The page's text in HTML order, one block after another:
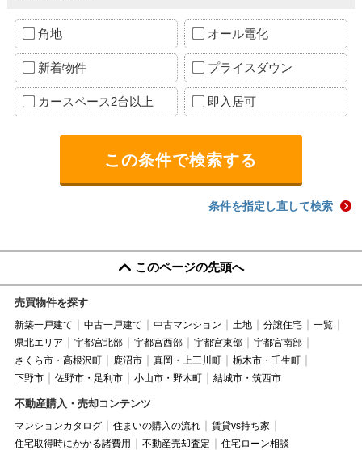
角地 オール電化
新着物件 プライスダウン
カースペース2台以上 即入居可
条件を指定し直して検索
このページの先頭へ
売買物件を探す
新築一戸建て 中古一戸建て 中古マンション 土地 分譲住宅
一覧
県北エリア
宇都宮北部 宇都宮西部 宇都宮東部
宇都宮南部
さくら市・高根沢町
鹿沼市 真岡・上三川町
栃木市・壬生町
下野市
佐野市・足利市 小山市・野木町 結城市・筑西市
不動産購入・売却コンテンツ
マンションカタログ 住まいの購入の流れ
賃貸vs持ち家
住宅取得時にかかる諸費用
不動産売却査定 住宅ローン相談